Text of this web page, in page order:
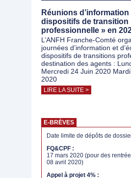
Réunions d’information
dispositifs de transition
professionnelle » en
L’ANFH Franche-Comté
journées d’information et
dispositifs de transitions
destination des agents :
Mercredi 24 Juin 2020
2020
LIRE LA SUITE >
E-BRÈVES
Date limite de dépôts de
FQ&CPF :
17 mars 2020 (pour des
08 avril 2020)
Appel à projet 4% :